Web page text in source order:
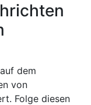
dem
von
Folge diesen